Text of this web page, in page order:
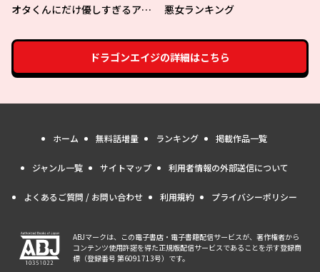
オタくんにだけ優しすぎるアヤ
悪女ランキング
ドラゴンエイジの詳細はこちら
ホーム 無料話増量 ランキング 掲載作品一覧
ジャンル一覧 サイトマップ 利用者情報の外部送信について
よくあるご質問 / お問い合わせ 利用規約 プライバシーポリシー
ABJマークは、この電子書店・電子書籍配信サービスが、著作権者から
コンテンツ使用許諾を得た正規版配信サービスであることを示す登録商
標（登録番号 第6091713号）です。